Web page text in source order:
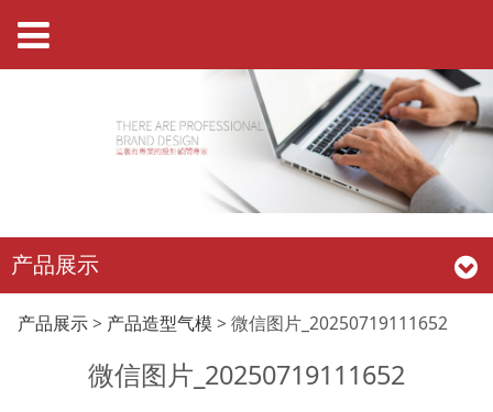
产品展示
微信图片
_20250719111652
产品展示> 产品造型气模 > 微信图片_20250719111652
微信图片_20250719111652